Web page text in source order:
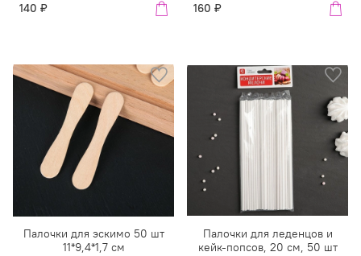
140 ₽ 160 ₽
Палочки для эскимо 50 шт
11*9,4*1,7 см
Палочки для леденцов и
кейк-попсов, 20 см, 50 шт